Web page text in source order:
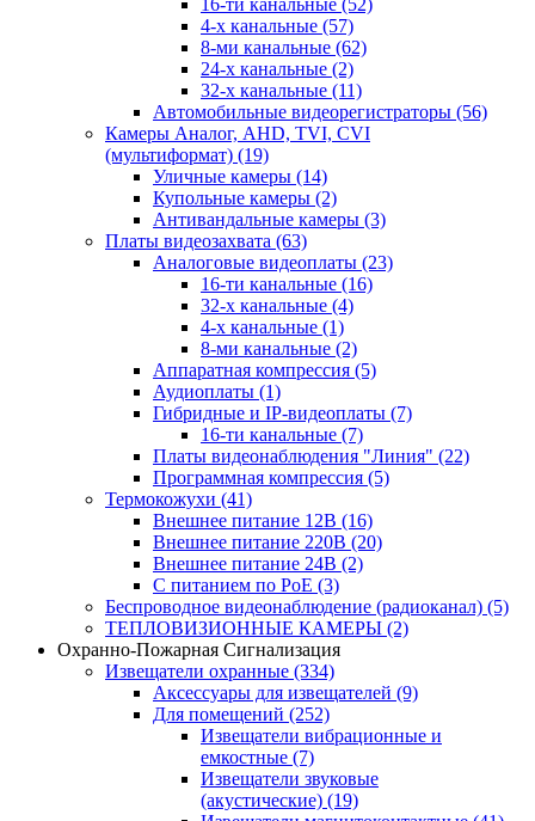
16-ти канальные (52)
4-х канальные (57)
8-ми канальные (62)
24-х канальные (2)
32-х канальные (11)
Автомобильные видеорегистраторы (56)
Камеры Аналог, AHD, TVI, CVI
(мультиформат) (19)
Уличные камеры (14)
Купольные камеры (2)
Антивандальные камеры (3)
Платы видеозахвата (63)
Аналоговые видеоплаты (23)
16-ти канальные (16)
32-х канальные (4)
4-х канальные (1)
8-ми канальные (2)
Аппаратная компрессия (5)
Аудиоплаты (1)
Гибридные и IP-видеоплаты (7)
16-ти канальные (7)
Платы видеонаблюдения "Линия" (22)
Программная компрессия (5)
Термокожухи (41)
Внешнее питание 12В (16)
Внешнее питание 220В (20)
Внешнее питание 24В (2)
С питанием по PoE (3)
Беспроводное видеонаблюдение (радиоканал) (5)
ТЕПЛОВИЗИОННЫЕ КАМЕРЫ (2)
Охранно-Пожарная Сигнализация
Извещатели охранные (334)
Аксессуары для извещателей (9)
Для помещений (252)
Извещатели вибрационные и
емкостные (7)
Извещатели звуковые
(акустические) (19)